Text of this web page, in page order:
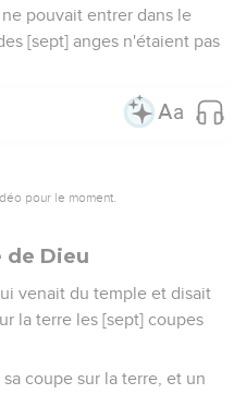
pouvait entrer dans le
[sept] anges n'étaient pas
pour le moment.
de Dieu
venait du temple et disait
la terre les [sept] coupes
coupe sur la terre, et un